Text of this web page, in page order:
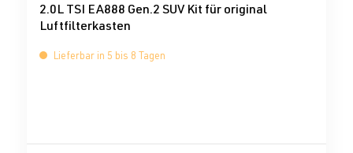
2.0L TSI EA888 Gen.2 SUV Kit für original
Luftfilterkasten
Lieferbar in 5 bis 8 Tagen